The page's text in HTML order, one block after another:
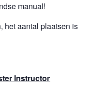
manual!
het aantal plaatsen is
Instructor